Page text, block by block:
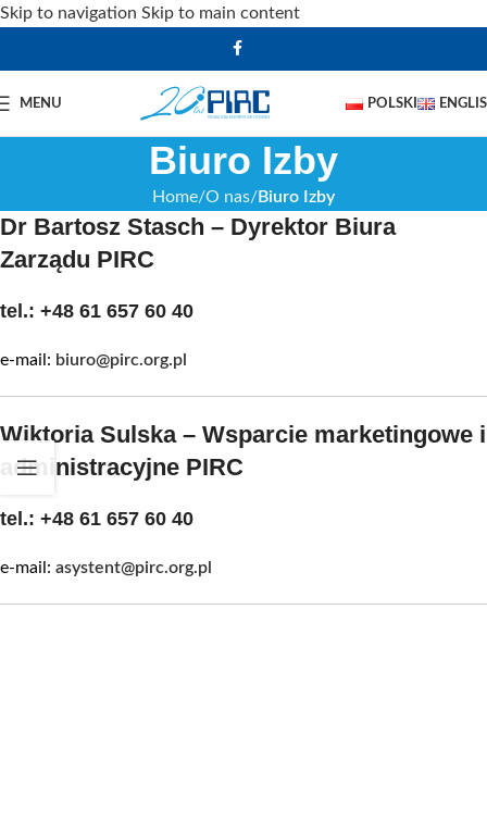
Skip to navigation Skip to main content
MENU POLSKI
Biuro Izby
Home O nas Biuro Izby
Dr Bartosz Stasch – Dyrektor Biura
Zarządu PIRC
tel.: +48 61 657 60 40
e-mail: biuro@pirc.org.pl
Wiktoria Sulska – Wsparcie marketingowe i
administracyjne PIRC
tel.: +48 61 657 60 40
e-mail: asystent@pirc.org.pl